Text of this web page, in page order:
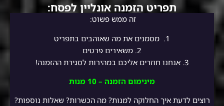
תפריט הזמנה אונליין לפסח:
זה ממש פשוט:
1.
מסמנים את מה שאוהבים בתפריט
2. משאירים פרטים
3. אנחנו חוזרים אליכם במהירות לסגירת ההזמנה!
מינימום הזמנה – 10 מנות
רוצים לדעת איך החלוקה למנות? מה הכשרות? שאלות נוספות?